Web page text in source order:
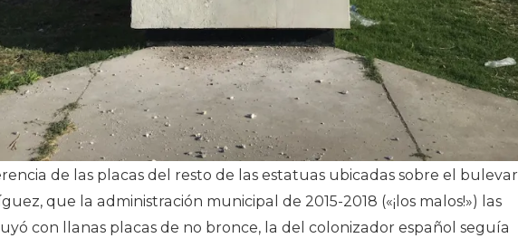
de las placas del resto de las estatuas ubicadas sobre el bulevar
que la administración municipal de 2015-2018 («¡los malos!») las
con llanas placas de no bronce, la del colonizador español seguía